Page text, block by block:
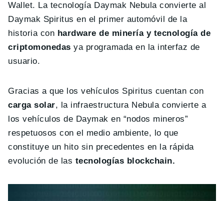
Wallet. La tecnología Daymak Nebula convierte al
Daymak Spiritus en el primer automóvil de la
historia con hardware de minería y tecnología de
criptomonedasya programada en la interfaz de
usuario.
Gracias a que los vehículos Spiritus cuentan con
carga solar, la infraestructura Nebula convierte a
los vehículos de Daymak en “nodos mineros”
respetuosos con el medio ambiente, lo que
constituye un hito sin precedentes en la rápida
evolución de las tecnologías blockchain.